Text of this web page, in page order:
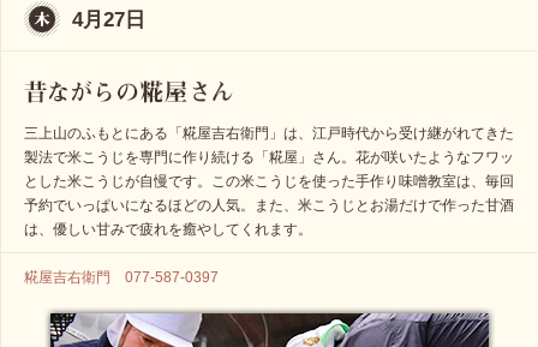
4月27日
三上山のふもとにある「糀屋吉右衛門」は、江戸時代から受け継がれてきた
製法で米こうじを専門に作り続ける「糀屋」さん。花が咲いたようなフワッ
とした米こうじが自慢です。この米こうじを使った手作り味噌教室は、毎回
予約でいっぱいになるほどの人気。また、米こうじとお湯だけで作った甘酒
は、優しい甘みで疲れを癒やしてくれます。
糀屋吉右衛門 077-587-0397